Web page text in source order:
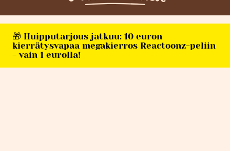
🎁 Huipputarjous jatkuu: 10 euron
kierrätysvapaa megakierros Reactoonz-peliin
- vain 1 eurolla!